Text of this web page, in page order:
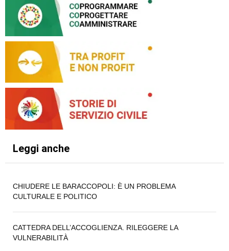
Leggi anche
CHIUDERE LE BARACCOPOLI: È UN PROBLEMA
CULTURALE E POLITICO
CATTEDRA DELL’ACCOGLIENZA. RILEGGERE LA
VULNERABILITÀ